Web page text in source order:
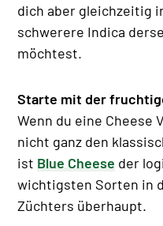
dich aber gleichzeitig
schwerere Indica
möchtest.
Starte mit der
Wenn du eine Cheese
nicht ganz den
ist Blue Cheese der
wichtigsten Sorten in
Züchters überhaupt.